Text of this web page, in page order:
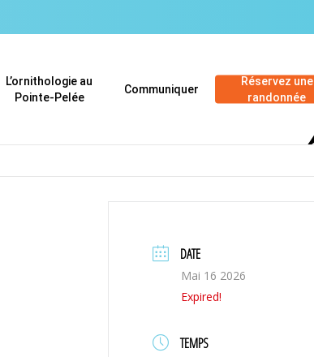
L’ornithologie au
Pointe-Pelée
Communiquer
Réservez une
randonnée
DATE
Mai 16 2026
Expired!
TEMPS